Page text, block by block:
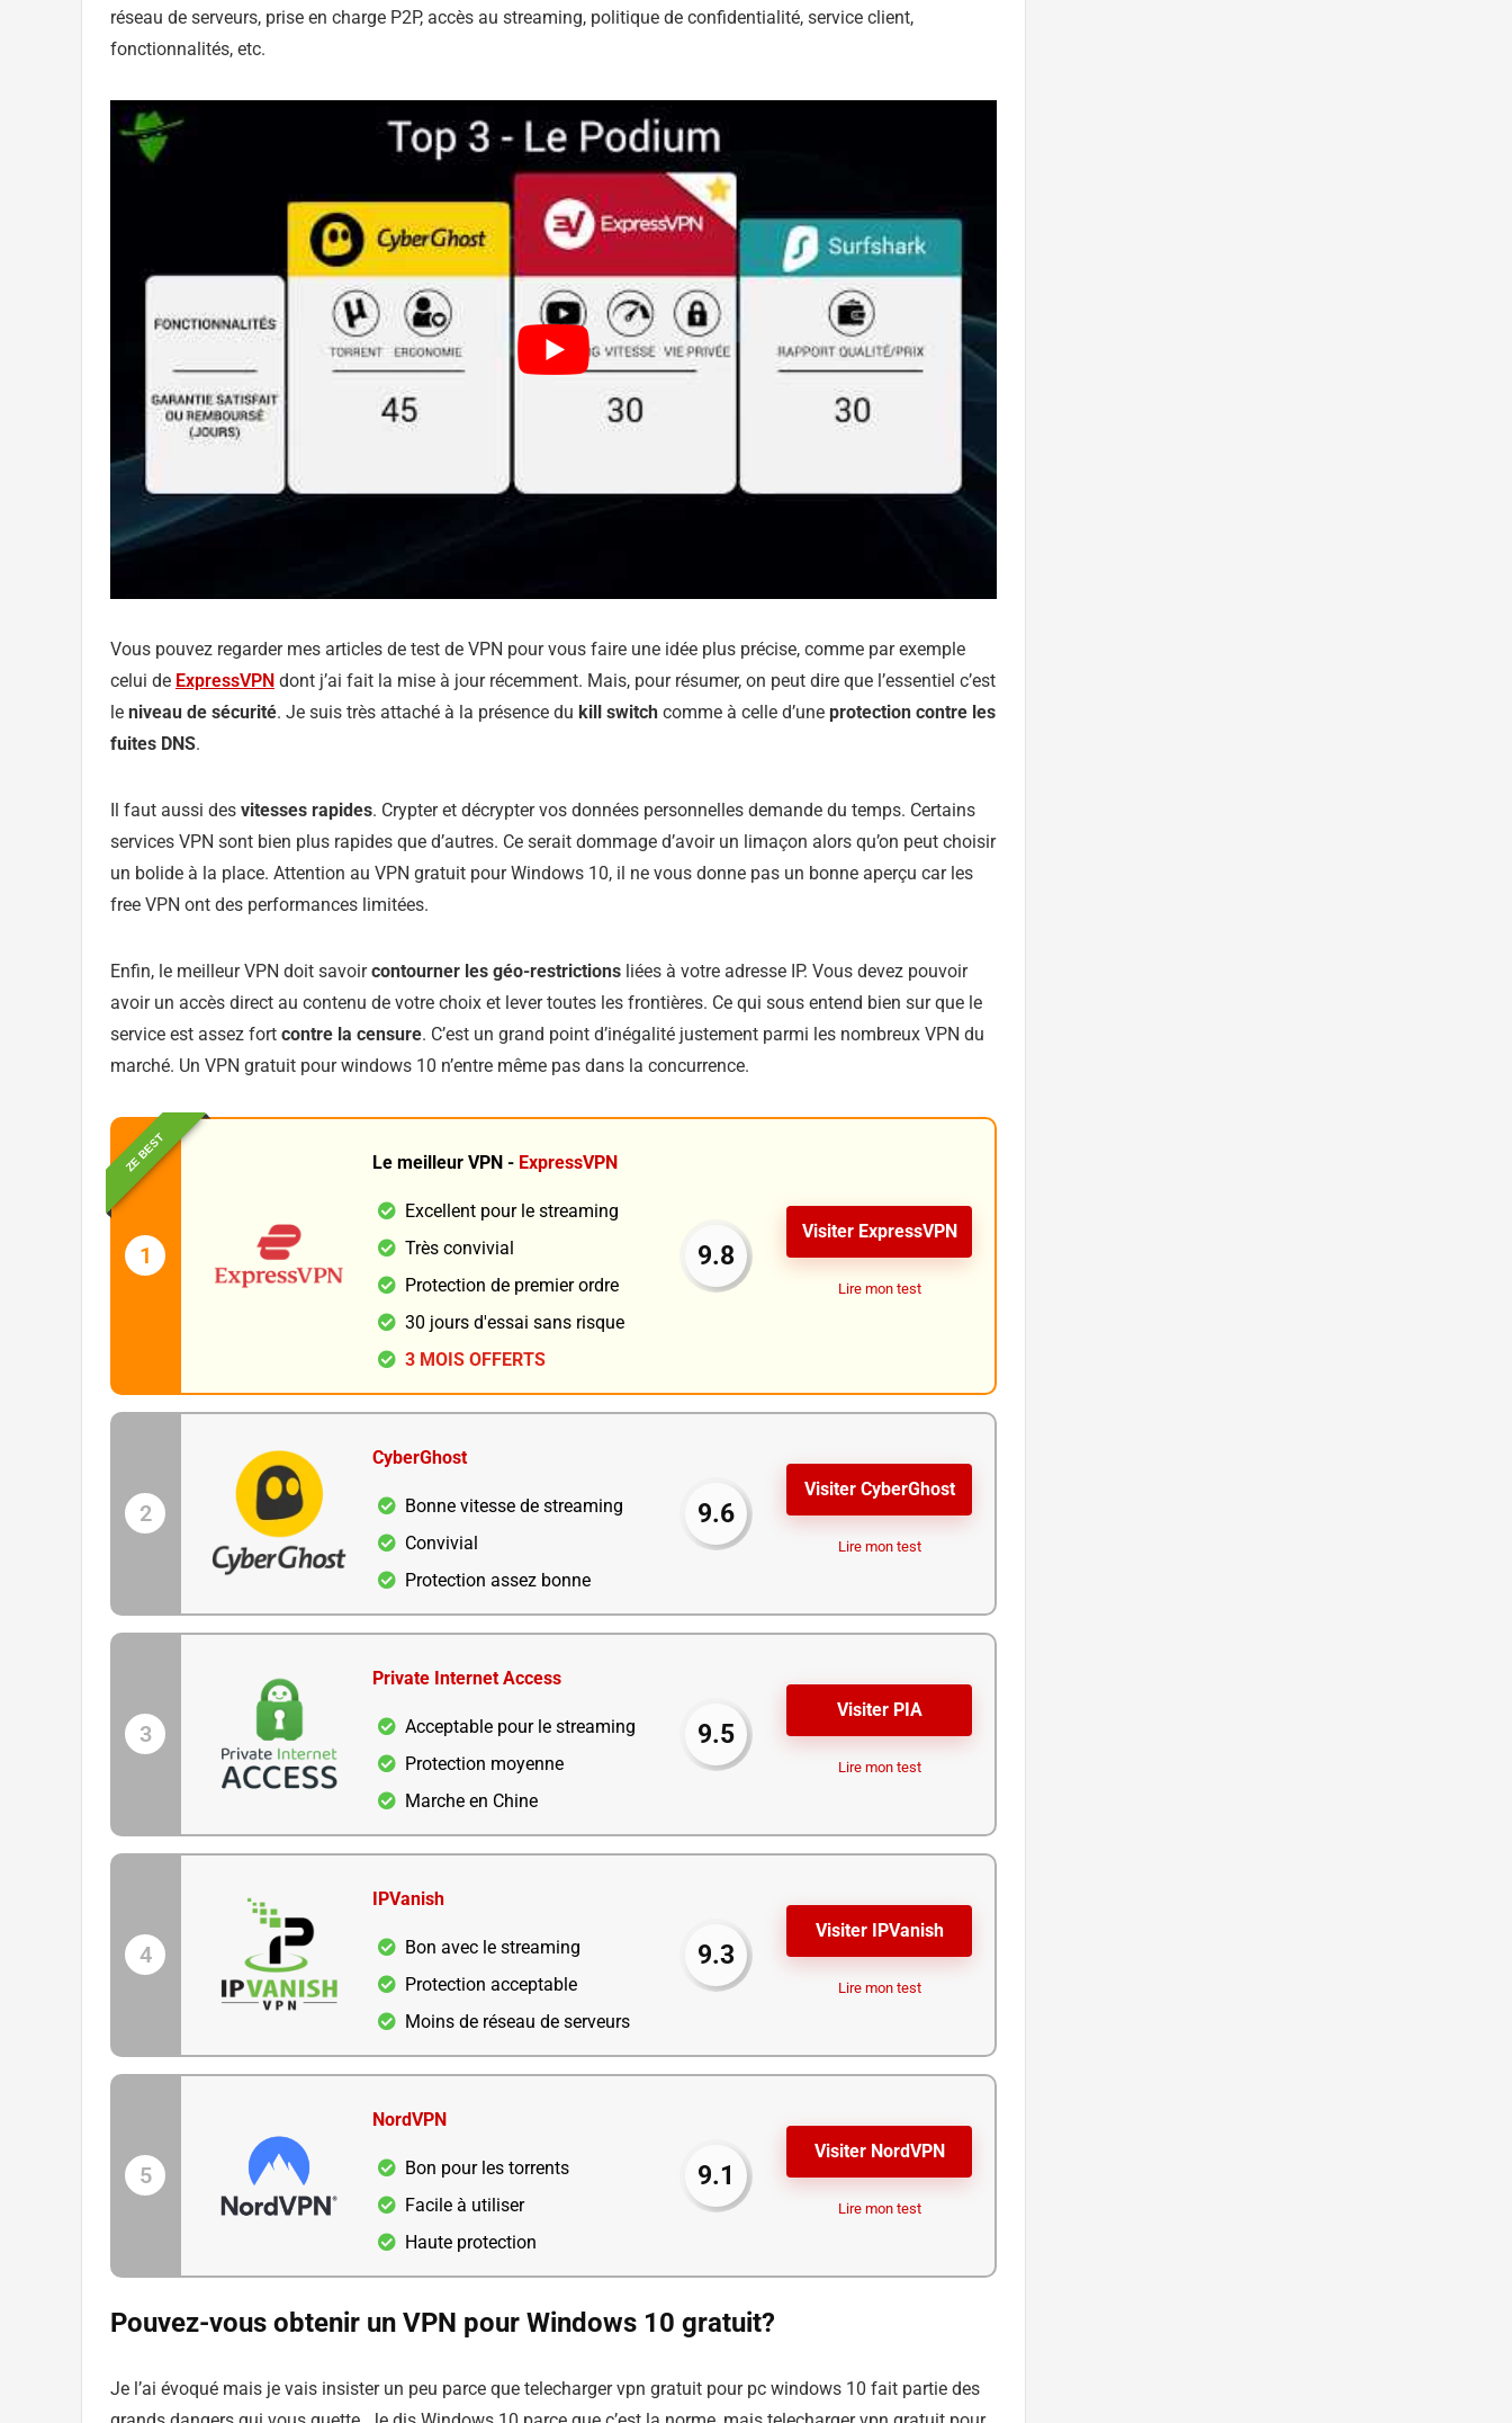
réseau de serveurs, prise en charge P2P, accès au streaming, politique de confidentialité, service client,
fonctionnalités, etc.
Vous pouvez regarder mes articles de test de VPN pour vous faire une idée plus précise, comme par exemple
celui de ExpressVPN dont j’ai fait la mise à jour récemment. Mais, pour résumer, on peut dire que l’essentiel c’est
le niveau de sécurité. Je suis très attaché à la présence du kill switch comme à celle d’une protection contre les
fuites DNS.
Il faut aussi des vitesses rapides. Crypter et décrypter vos données personnelles demande du temps. Certains
services VPN sont bien plus rapides que d’autres. Ce serait dommage d’avoir un limaçon alors qu’on peut choisir
un bolide à la place. Attention au VPN gratuit pour Windows 10, il ne vous donne pas un bonne aperçu car les
free VPN ont des performances limitées.
Enfin, le meilleur VPN doit savoircontourner les géo-restrictions liées à votre adresse IP. Vous devez pouvoir
avoir un accès direct au contenu de votre choix et lever toutes les frontières. Ce qui sous entend bien sur que le
service est assez fort contre la censure. C’est un grand point d’inégalité justement parmi les nombreux VPN du
marché. Un VPN gratuit pour windows 10 n’entre même pas dans la concurrence.
ZE BEST
1
Le meilleur VPN - ExpressVPN
Excellent pour le streaming
Très convivial
Protection de premier ordre
30 jours d'essai sans risque
3 MOIS OFFERTS
9.8
Visiter ExpressVPN
Lire mon test
2
CyberGhost
Bonne vitesse de streaming
Convivial
Protection assez bonne
9.6
Visiter CyberGhost
Lire mon test
3
Private Internet Access
Acceptable pour le streaming
Protection moyenne
Marche en Chine
9.5
Visiter PIA
Lire mon test
4
IPVanish
Bon avec le streaming
Protection acceptable
Moins de réseau de serveurs
9.3
Visiter IPVanish
Lire mon test
5
NordVPN
Bon pour les torrents
Facile à utiliser
Haute protection
9.1
Visiter NordVPN
Lire mon test
Pouvez-vous obtenir un VPN pour Windows 10 gratuit?
Je l’ai évoqué mais je vais insister un peu parce que telecharger vpn gratuit pour pc windows 10 fait partie des